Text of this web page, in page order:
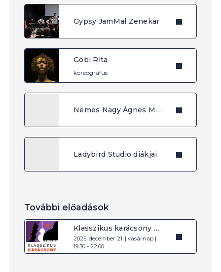
Gypsy JamMal Zenekar
Góbi Rita
koreográfus
Nemes Nagy Ágnes Művészeti Szakgimnázium tánctagozatának diákjai
Ladybird Studio diákjai
További előadások
Klasszikus karácsony 2025
2025. december 21. | vasárnap |
19.30 - 22.00